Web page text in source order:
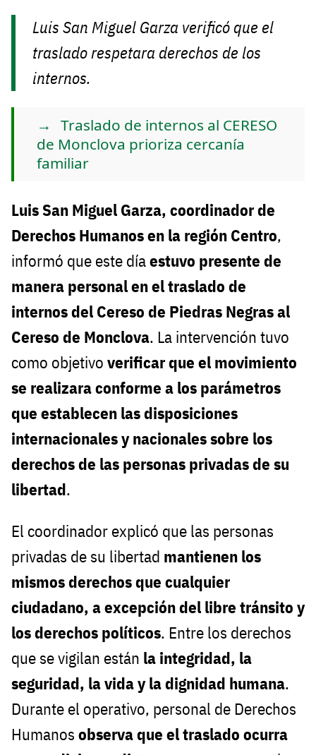
Luis San Miguel Garza verificó que el
traslado respetara derechos de los
internos.
Traslado de internos al CERESO
de Monclova prioriza cercanía
familiar
Luis San Miguel Garza, coordinador de
Derechos Humanos en la región Centro,
informó que este díaestuvo presente de
manera personal en el traslado de
internos del Cereso de Piedras Negras al
Cereso de Monclova. La intervención tuvo
como objetivo verificar que el movimiento
se realizara conforme a los parámetros
que establecen las disposiciones
internacionales y nacionales sobre los
derechos de las personas privadas de su
libertad.
El coordinador explicó que las personas
privadas de su libertad mantienen los
mismos derechos que cualquier
ciudadano, a excepción del libre tránsito y
los derechos políticos. Entre los derechos
que se vigilan están la integridad, la
seguridad, la vida y la dignidad humana.
Durante el operativo, personal de Derechos
Humanos observa que el traslado ocurra